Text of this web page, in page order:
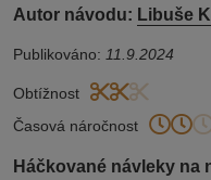
Autor návodu: Libuše
Publikováno: 11.9.2024
Obtížnost
Časová náročnost
Háčkované návleky na